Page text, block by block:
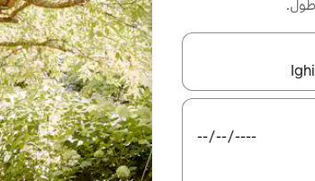
السهمين لأعلى ولأسفل أو استكشف عن طريق اللمس أو السحب.